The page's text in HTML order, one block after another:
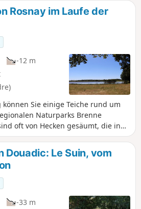
die im 7. Jahrhundert erbaute
die idyllischen und waldreichen
entdecken kann, und endet am
des Essarts im Naturschutzgebiet
Rosnay im Laufe der
-12 m
Sie einige Teiche rund um
Naturparks Brenne
oft von Hecken gesäumt, die in
genannt werden.
Douadic: Le Suin, vom
-33 m